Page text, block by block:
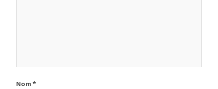
Nom*